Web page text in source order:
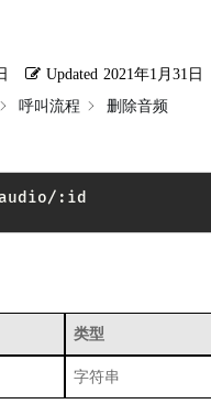
Updated 2021年1月31日
呼叫流程 删除音频
:id
类型
字符串